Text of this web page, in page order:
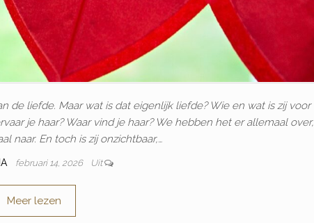
de liefde. Maar wat is dat eigenlijk liefde? Wie en wat is zij voor
je haar? Waar vind je haar? We hebben het er allemaal over,
naar. En toch is zij onzichtbaar,…
februari 14, 2026 Uit
Meer lezen